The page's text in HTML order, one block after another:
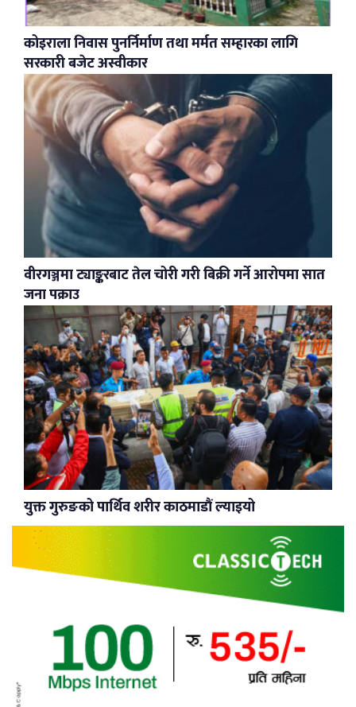
कोइराला निवास पुनर्निर्माण तथा मर्मत सम्हारका लागि
सरकारी बजेट अस्वीकार
वीरगञ्जमा ट्याङ्करबाट तेल चोरी गरी बिक्री गर्ने आरोपमा सात
जना पक्राउ
युक्त गुरुङको पार्थिव शरीर काठमाडौं ल्याइयो